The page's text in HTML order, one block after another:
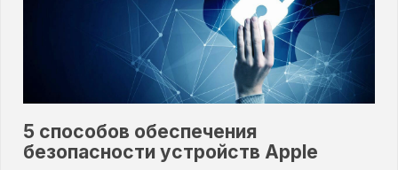
5 способов обеспечения
безопасности устройств Apple